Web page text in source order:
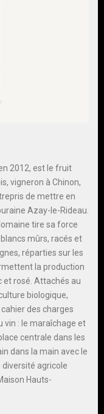
2012, est le fruit
vigneron à Chinon,
de mettre en
Azay-le-Rideau.
tire sa force
mûrs, racés et
réparties sur les
la production
et rosé. Attachés au
biologique,
des charges
vin : le maraîchage et
centrale dans les
dans la main avec le
diversité agricole
Hauts-